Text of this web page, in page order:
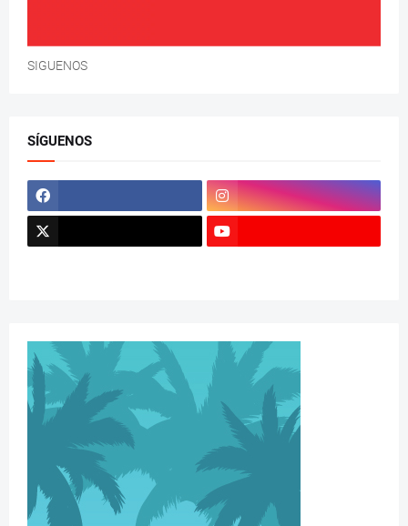
SIGUENOS
SÍGUENOS